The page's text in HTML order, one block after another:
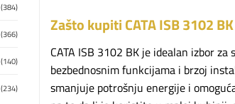
(384)
(366)
(140)
(234)
Zašto kupiti CATA ISB 3102
CATA ISB 3102 BK je idealan izbor za
bezbednosnim funkcijama i brzoj
smanjuje potrošnju energije i